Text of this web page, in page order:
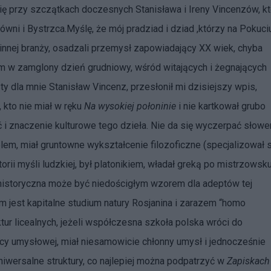
przy szczątkach doczesnych Stanisława i Ireny Vincenzów,
i Bystrzca.Myślę, że mój pradziad i dziad ,którzy na
branży, osadzali przemysł zapowiadający XX wiek, chyba
w zamglony dzień grudniowy, wśród witających i żegnających
mnie Stanisław Vincenz, przesłonił mi dzisiejszy wpis,
nie miał w ręku Na wysokiej połoninie i nie kartkował grubo
kulturowe tego dzieła. Nie da się wyczerpać
miał gruntowne wykształcenie filozoficzne (specjalizował
myśli ludzkiej, był platonikiem, władał greką po
może być niedościgłym wzorem dla adeptów tej
jest kapitalne studium natury Rosjanina i zarazem “homo
licealnych, jeżeli współczesna szkoła polska wróci do
miał niesamowicie chłonny umysł i jednocześnie
struktury, co najlepiej można podpatrzyć w